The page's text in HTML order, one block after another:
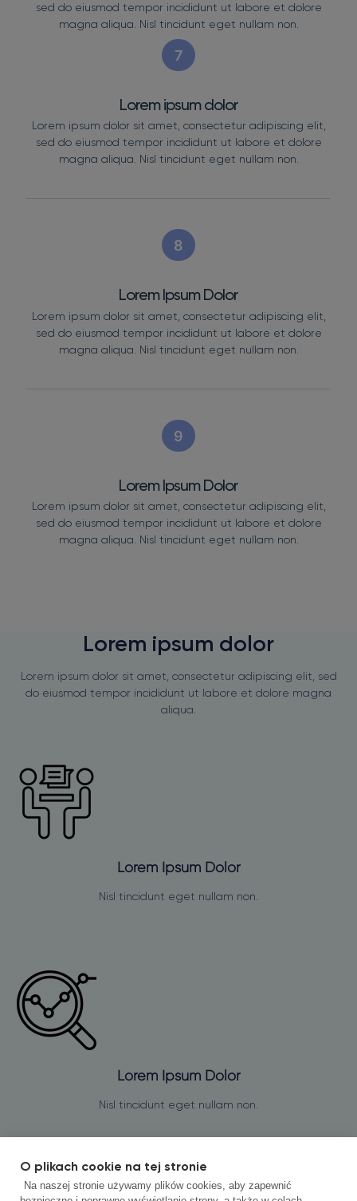
sed do eiusmod tempor incididunt ut labore et dolore
magna aliqua. Nisl tincidunt eget nullam non.
7
Lorem ipsum dolor
Lorem ipsum dolor sit amet, consectetur adipiscing elit,
sed do eiusmod tempor incididunt ut labore et dolore
magna aliqua. Nisl tincidunt eget nullam non.
8
Lorem Ipsum Dolor
Lorem ipsum dolor sit amet, consectetur adipiscing elit,
sed do eiusmod tempor incididunt ut labore et dolore
magna aliqua. Nisl tincidunt eget nullam non.
9
Lorem Ipsum Dolor
Lorem ipsum dolor sit amet, consectetur adipiscing elit,
sed do eiusmod tempor incididunt ut labore et dolore
magna aliqua. Nisl tincidunt eget nullam non.
Lorem ipsum dolor
Lorem ipsum dolor sit amet, consectetur adipiscing elit, sed
do eiusmod tempor incididunt ut labore et dolore magna
aliqua.
Lorem Ipsum Dolor
Nisl tincidunt eget nullam non.
Lorem Ipsum Dolor
Nisl tincidunt eget nullam non.
O plikach cookie na tej stronie
Na naszej stronie używamy plików cookies, aby zapewnić